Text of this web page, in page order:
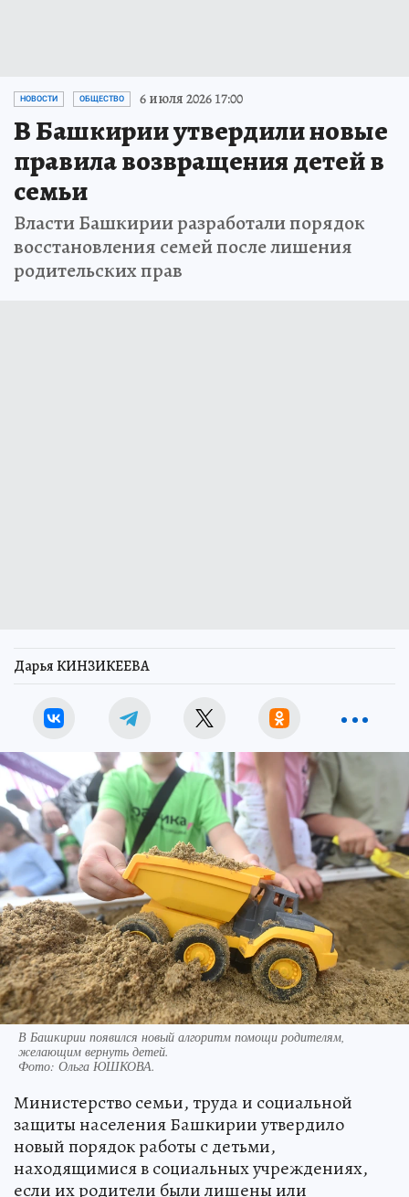
НОВОСТИ ОБЩЕСТВО 6 июля 2026 17:00
В Башкирии утвердили новые
правила возвращения детей в
семьи
Власти Башкирии разработали порядок
восстановления семей после лишения
родительских прав
Дарья КИНЗИКЕЕВА
В Башкирии появился новый алгоритм помощи родителям,
желающим вернуть детей.
Фото: Ольга ЮШКОВА.
Министерство семьи, труда и социальной
защиты населения Башкирии утвердило
новый порядок работы с детьми,
находящимися в социальных учреждениях,
если их родители были лишены или